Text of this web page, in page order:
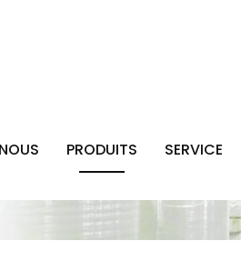
PRODUITS SERVICE